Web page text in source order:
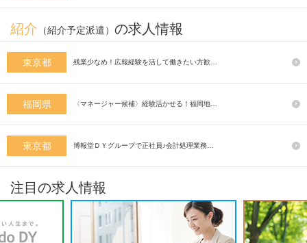
紹介 （紹介予定派遣） の求人情報
東京都 残業少なめ！広報経験を活して働きたい方歓…
福岡県 〈マネージャー候補〉経験活かせる！福岡地…
東京都 博報堂ＤＹグループで正社員♪会計処理業務…
注目の求人情報